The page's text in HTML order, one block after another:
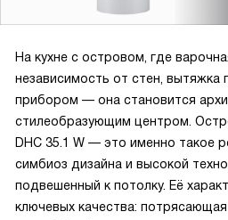
Свет Hi-brightness light создает
готовки.
Мощность вытяжки в 700 м³/ч
очищать воздух даже при
При этом уровень шума
мешает общению или
Я довольна покупкой и с
На кухне с островом, где
независимость от стен, вытяжка
прибором — она становится
стилеобразующим центром.
DHC 35.1 W — это именно такое
симбиоз дизайна и высокой
подвешенный к потолку. Её
ключевых качества: